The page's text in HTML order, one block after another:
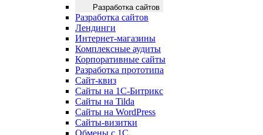
Разработка сайтов
Разработка сайтов
Лендинги
Интернет-магазины
Комплексные аудиты
Корпоративные сайты
Разработка прототипа
Сайт-квиз
Сайты на 1С-Битрикс
Сайты на Tilda
Сайты на WordPress
Сайты-визитки
Обмены с 1С